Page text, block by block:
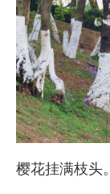
樱花挂满枝头。